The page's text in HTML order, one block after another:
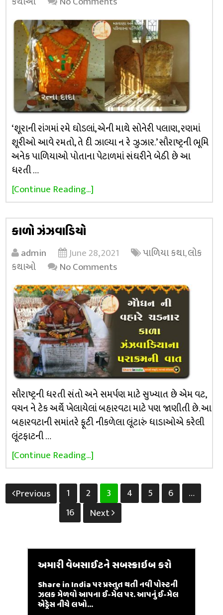
‘શૂરાની રાંગમાં રમે ઘોડલાં, એની માથે સોનેરી પલાણ, રણમાં
શૂરીઓ આવે રમતો, તે દી ઝાલ્યા ન રે ઝુઝાર.’ સૌરાષ્ટ્રની ભૂમિ
અનેક પાળિયાઓ પોતાના પેટાળમાં સંઘરીને બેઠી છે આ
ધરતી …
[Continue Reading...]
કાળો ઝંઝવાડિયો
admin June 28, 2021 પાળિયા કથા,લોક
કથાઓ
No Comments
સૌરાષ્ટ્રની ધરતી સંતો અને સમર્પણ માટે સુખ્યાત છે એમ વટ,
વચન ને ટેક અર્થે ખેલાયેલાં બહારવટા માટે પણ જાણીતી છે. આ
બહારવટાની સમાંતરે ફૂટી નીકળેલા લૂંટારું ધાડાઓએ કરેલી
લૂંટફાટની …
[Continue Reading...]
Posts
pagination
Previous 1 2 3 4 5 6
…
16
Next
અમારી વેબસાઈટને સબસ્ક્રાઇબ કરો
Share in India પર પ્રસ્તુત થતી નવી પોસ્ટની
ઝલક મેળવો આપના ઈ-મેલ પર. આપનું ઈ-મેલ
એડ્રેસ નીચે લખો...